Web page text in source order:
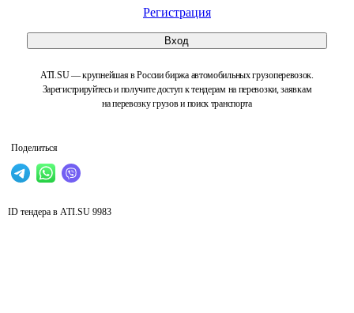
Регистрация
Вход
ATI.SU — крупнейшая в России биржа автомобильных грузоперевозок.
Зарегистрируйтесь и получите доступ к тендерам на перевозки, заявкам
на перевозку грузов и поиск транспорта
Поделиться
ID тендера в ATI.SU 9983